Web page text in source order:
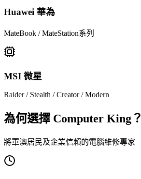
Huawei 華為
MateBook / MateStation系列
MSI 微星
Raider / Stealth / Creator / Modern
為何選擇 Computer King？
將軍澳居民及企業信賴的電腦維修專家